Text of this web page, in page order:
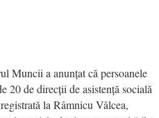
Muncii a anunțat că persoanele
20 de direcții de asistență socială
la Râmnicu Vâlcea,